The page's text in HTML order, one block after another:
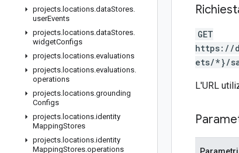
projects. locations.dataStores.
userEvents
projects. locations.dataStores.
widgetConfigs
projects. locations.evaluations
projects. locations.evaluations.
operations
projects. locations.grounding
Configs
projects. locations.identity
MappingStores
projects. locations.identity
MappingStores.operations
GET
https://
ets/*}/
L'URL